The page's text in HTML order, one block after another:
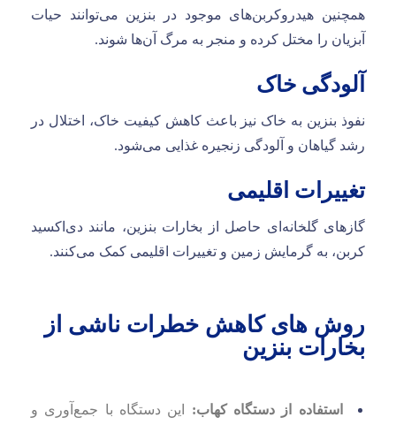
همچنین هیدروکربن‌های موجود در بنزین می‌توانند حیات
آبزیان را مختل کرده و منجر به مرگ آن‌ها شوند.
آلودگی خاک
نفوذ بنزین به خاک نیز باعث کاهش کیفیت خاک، اختلال در
رشد گیاهان و آلودگی زنجیره غذایی می‌شود.
تغییرات اقلیمی
گازهای گلخانه‌ای حاصل از بخارات بنزین، مانند دی‌اکسید
کربن، به گرمایش زمین و تغییرات اقلیمی کمک می‌کنند.
روش های کاهش خطرات ناشی از
بخارات بنزین
استفاده از دستگاه کهاب:
این دستگاه با جمع‌آوری و